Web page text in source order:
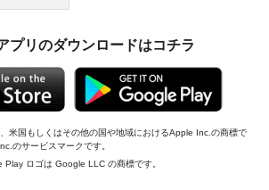
プリのダウンロードはコチラ
米国もしくはその他の国や地域におけるApple Inc.の商標で
のサービスマークです。
ロゴは Google LLC の商標です。